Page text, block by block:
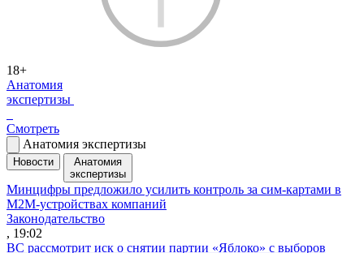
18+
Анатомия
экспертизы
Смотреть
Анатомия экспертизы
Новости
Анатомия
экспертизы
Минцифры предложило усилить контроль за сим-картами в
M2M-устройствах компаний
Законодательство
, 19:02
ВС рассмотрит иск о снятии партии «Яблоко» с выборов